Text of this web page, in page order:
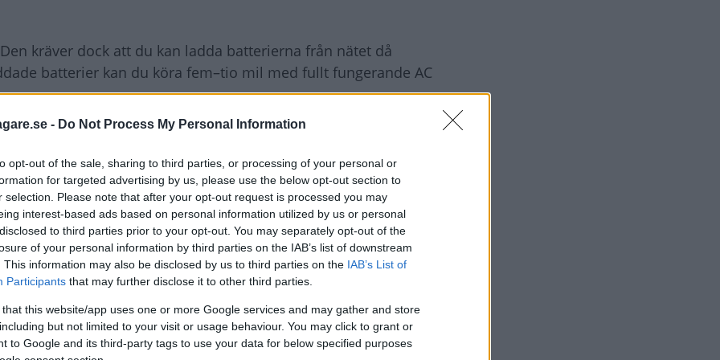
- Do Not Process My Personal Information
opt-out of the sale, sharing to third parties, or processing of your personal or
for targeted advertising by us, please use the below opt-out section to
selection. Please note that after your opt-out request is processed you may
interest-based ads based on personal information utilized by us or personal
to third parties prior to your opt-out. You may separately opt-out of the
of your personal information by third parties on the IAB’s list of downstream
This information may also be disclosed by us to third parties on the IAB’s List of
Participants that may further disclose it to other third parties.
that this website/app uses one or more Google services and may gather and store
but not limited to your visit or usage behaviour. You may click to grant or
to Google and its third-party tags to use your data for below specified purposes
kräver dock att du kan ladda batterierna från nätet då
batterier kan du köra fem–tio mil med fullt fungerande AC
på den svenska marknaden men inom kort kommer Volvo V60
dyra bilar med priser på över 400 000 kr.